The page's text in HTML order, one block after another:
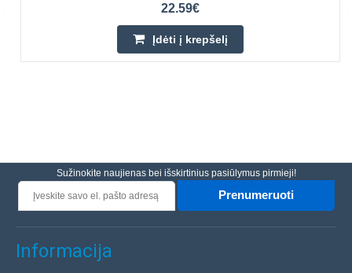
22.59€
Įdėti į krepšelį
Sužinokite naujienas bei išskirtinius pasiūlymus pirmieji!
Prenumeruoti
Informacija